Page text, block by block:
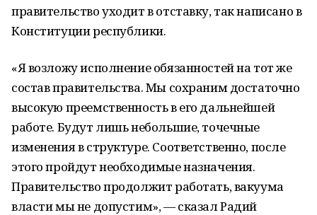
правительство уходит в отставку, так написано в
Конституции республики.
«Я возложу исполнение обязанностей на тот же
состав правительства. Мы сохраним достаточно
высокую преемственность в его дальнейшей
работе. Будут лишь небольшие, точечные
изменения в структуре. Соответственно, после
этого пройдут необходимые назначения.
Правительство продолжит работать, вакуума
власти мы не допустим», — сказал Радий